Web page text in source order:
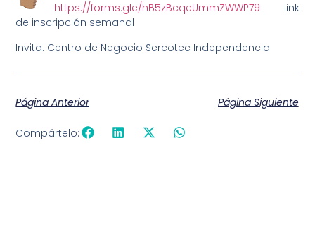
https://forms.gle/hB5zBcqeUmmZWWP79 link
de inscripción semanal
Invita: Centro de Negocio Sercotec Independencia
Página Anterior Página Siguiente
Compártelo: